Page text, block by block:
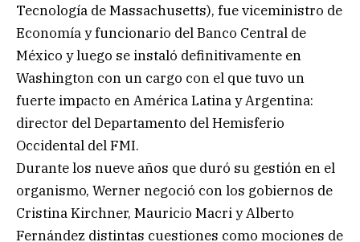
Tecnología de Massachusetts), fue viceministro de
Economía y funcionario del Banco Central de
México y luego se instaló definitivamente en
Washington con un cargo con el que tuvo un
fuerte impacto en América Latina y Argentina:
director del Departamento del Hemisferio
Occidental del FMI.
Durante los nueve años que duró su gestión en el
organismo, Werner negoció con los gobiernos de
Cristina Kirchner, Mauricio Macri y Alberto
Fernández distintas cuestiones como mociones de